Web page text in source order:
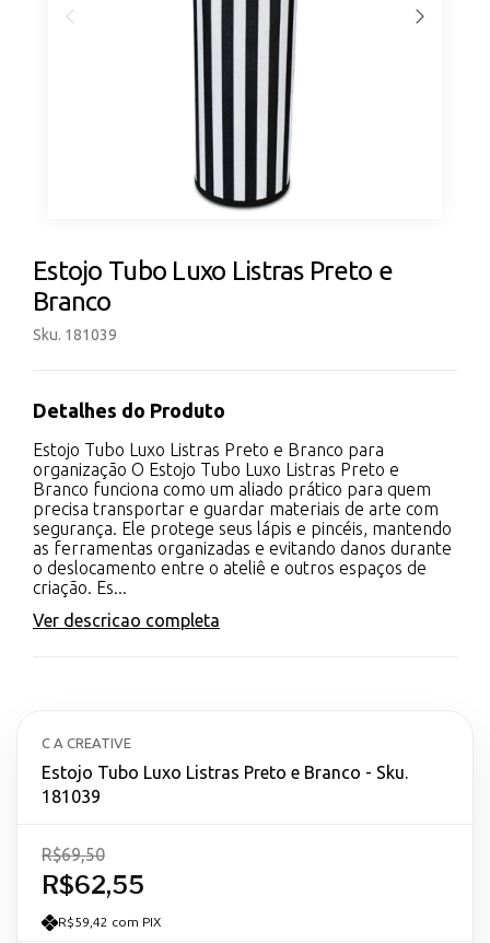
Estojo Tubo Luxo Listras Preto e
Branco
Sku. 181039
Detalhes do Produto
Estojo Tubo Luxo Listras Preto e Branco para
organização O Estojo Tubo Luxo Listras Preto e
Branco funciona como um aliado prático para quem
precisa transportar e guardar materiais de arte com
segurança. Ele protege seus lápis e pincéis, mantendo
as ferramentas organizadas e evitando danos durante
o deslocamento entre o ateliê e outros espaços de
criação. Es...
Ver descricao completa
C A CREATIVE
Estojo Tubo Luxo Listras Preto e Branco - Sku.
181039
R$62,55
R$69,50
R$59,42 com PIX